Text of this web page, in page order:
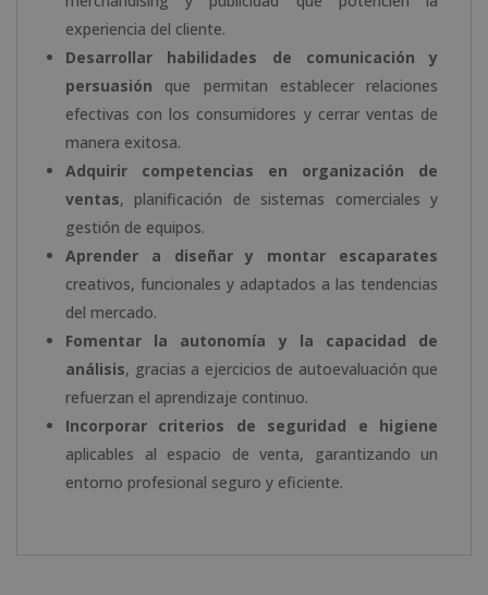
experiencia del cliente.
Desarrollar habilidades de comunicación y
persuasión que permitan establecer relaciones
efectivas con los consumidores y cerrar ventas de
manera exitosa.
Adquirir competencias en organización de
ventas, planificación de sistemas comerciales y
gestión de equipos.
Aprender a diseñar y montar escaparates
creativos, funcionales y adaptados a las tendencias
del mercado.
Fomentar la autonomía y la capacidad de
análisis, gracias a ejercicios de autoevaluación que
refuerzan el aprendizaje continuo.
Incorporar criterios de seguridad e higiene
aplicables al espacio de venta, garantizando un
entorno profesional seguro y eficiente.